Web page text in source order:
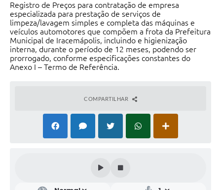
Registro de Preços para contratação de empresa
especializada para prestação de serviços de
limpeza/lavagem simples e completa das máquinas e
veículos automotores que compõem a frota da Prefeitura
Municipal de Iracemápolis, incluindo e higienização
interna, durante o período de 12 meses, podendo ser
prorrogado, conforme especificações constantes do
Anexo I – Termo de Referência.
COMPARTILHAR